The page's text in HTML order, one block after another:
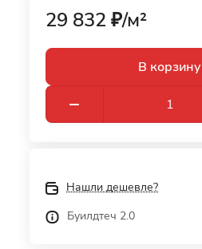
29 832 ₽/м²
В корзину
Нашли дешевле?
Буилдтеч 2.0